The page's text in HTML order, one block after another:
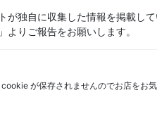
独自に収集した情報を掲載し
」よりご報告をお願いします。
が保存されませんのでお店をお気